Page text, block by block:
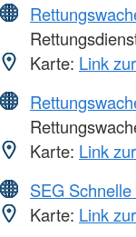
Karte: Link
Karte: Link
SEG
Karte: Link